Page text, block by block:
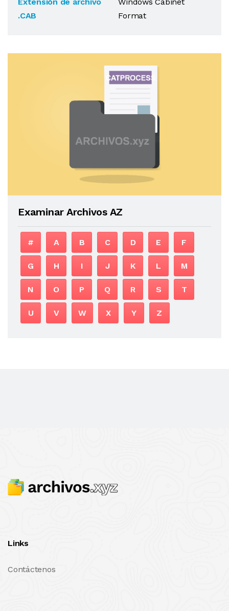
.CAB
Format
Examinar Archivos AZ
# A B C D E F
G H I J K L M
N O P Q R S T
U V W X Y Z
Links
Contáctenos